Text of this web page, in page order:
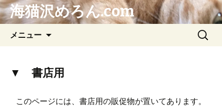
海猫沢めろん.com
メニュー
ン
ツ
ス
検
▼ 書店用
このページには、書店用の販促物が置いてあります。